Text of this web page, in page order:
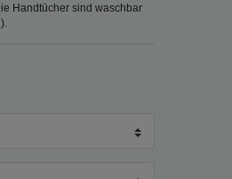
Handtücher sind waschbar